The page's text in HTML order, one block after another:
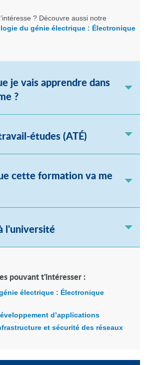
? Découvre aussi notre
du génie électrique : Électronique
je vais apprendre dans
?
études (ATÉ)
cette formation va me
l'université
pouvant t'intéresser :
électrique : Électronique
d’applications
et sécurité des réseaux